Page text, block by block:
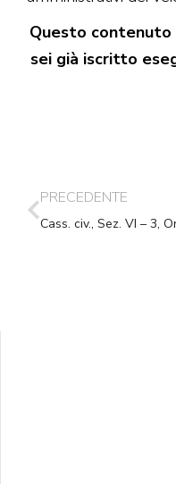
Questo contenuto
sei già iscritto
PRECEDENTE